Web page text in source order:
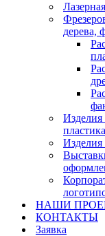
дерева,
Изделия
пластика
НАШИ
КОНТАКТЫ
Заявка